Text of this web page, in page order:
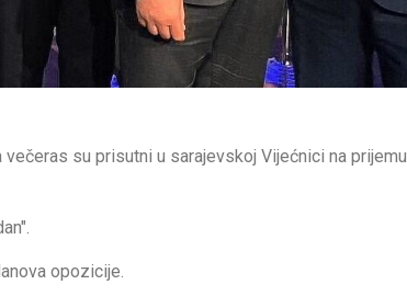
su prisutni u sarajevskoj Vijećnici na prijemu
opozicije.